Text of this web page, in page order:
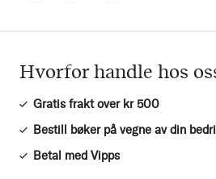
Hvorfor handle hos
Gratis frakt over kr 500
Bestill bøker på vegne av din
Betal med Vipps